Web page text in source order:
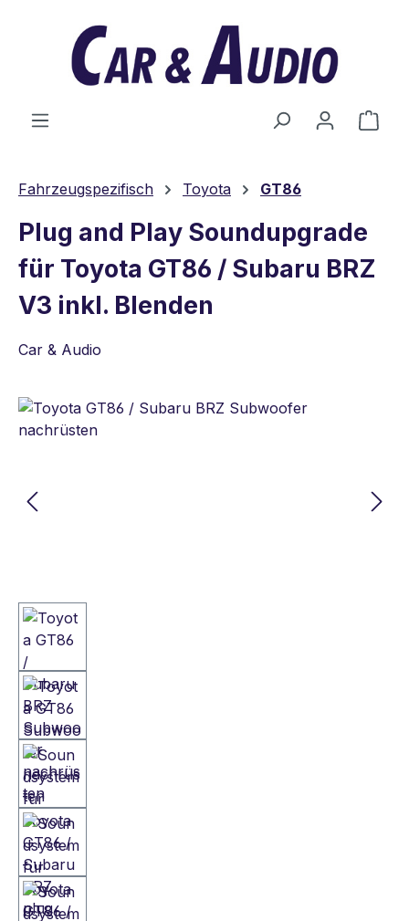
Zum Hauptinhalt springen
Fahrzeugspezifisch Toyota GT86
Plug and Play Soundupgrade
für Toyota GT86 / Subaru BRZ
V3 inkl. Blenden
Car & Audio
Bildergalerie überspringen